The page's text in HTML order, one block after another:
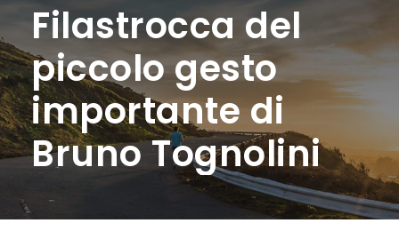
Filastrocca del
piccolo gesto
importante di
Bruno Tognolini